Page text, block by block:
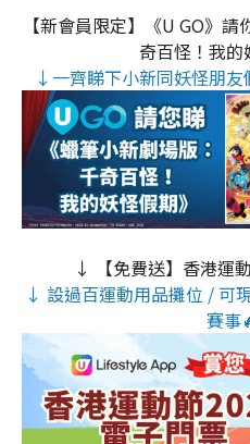
【新會員限定】《U GO》
奇百怪！我的
↓一齊睇下小新同妖怪朋
↓ 【免費送】香港運
↓ 設過百運動用品攤位 / 可
賽事